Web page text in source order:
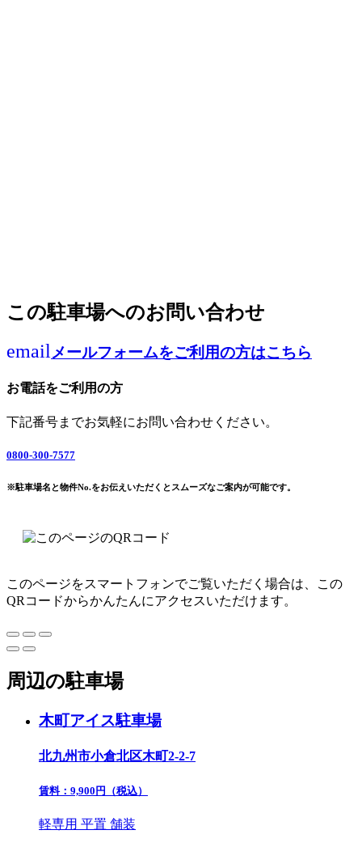
この駐車場へのお問い合わせ
email メールフォームをご利用の方はこちら
お電話をご利用の方
下記番号までお気軽にお問い合わせください。
0800-300-7577
※駐車場名と物件No.をお伝えいただくとスムーズなご案内が可能です。
このページをスマートフォンでご覧いただく場合は、この
QRコードからかんたんにアクセスいただけます。
周辺の駐車場
木町アイス駐車場
北九州市小倉北区木町2-2-7
賃料： 9,900円（税込）
軽専用 平置 舗装